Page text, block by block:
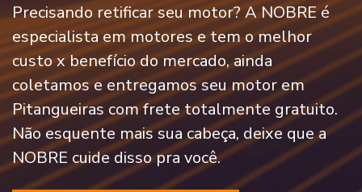
Precisando retificar seu motor? A NOBRE é
especialista em motores e tem o melhor
custo x benefício do mercado, ainda
coletamos e entregamos seu motor em
Pitangueiras com frete totalmente gratuito.
Não esquente mais sua cabeça, deixe que a
NOBRE cuide disso pra você.